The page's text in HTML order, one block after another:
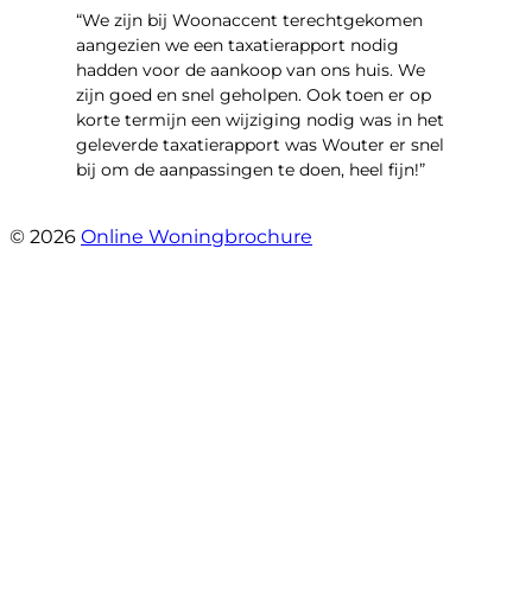
“We zijn bij Woonaccent terechtgekomen
aangezien we een taxatierapport nodig
hadden voor de aankoop van ons huis. We
zijn goed en snel geholpen. Ook toen er op
korte termijn een wijziging nodig was in het
geleverde taxatierapport was Wouter er snel
bij om de aanpassingen te doen, heel fijn!”
© 2026 Online Woningbrochure